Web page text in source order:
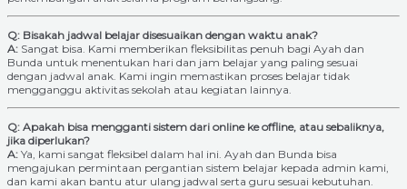
Q: Bisakah jadwal belajar disesuaikan dengan waktu anak?
A: Sangat bisa. Kami memberikan fleksibilitas penuh bagi Ayah dan
Bunda untuk menentukan hari dan jam belajar yang paling sesuai
dengan jadwal anak. Kami ingin memastikan proses belajar tidak
mengganggu aktivitas sekolah atau kegiatan lainnya.
Q: Apakah bisa mengganti sistem dari online ke offline, atau sebaliknya,
jika diperlukan?
A: Ya, kami sangat fleksibel dalam hal ini. Ayah dan Bunda bisa
mengajukan permintaan pergantian sistem belajar kepada admin kami,
dan kami akan bantu atur ulang jadwal serta guru sesuai kebutuhan.